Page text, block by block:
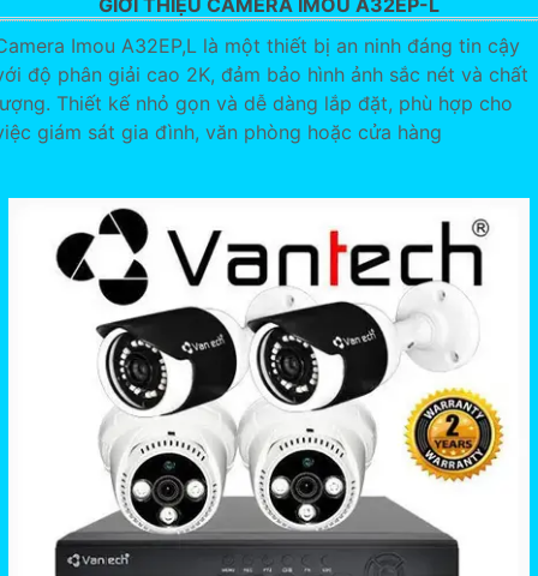
Imou A32EP,L là một thiết bị an ninh đáng tin cậy
độ phân giải cao 2K, đảm bảo hình ảnh sắc nét và chất
Thiết kế nhỏ gọn và dễ dàng lắp đặt, phù hợp cho
giám sát gia đình, văn phòng hoặc cửa hàng